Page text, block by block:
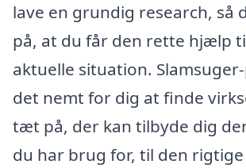
lave en grundig research, så
på, at du får den rette hjælp
aktuelle situation.
det nemt for dig at finde
tæt på, der kan tilbyde dig
du har brug for, til den rigtige